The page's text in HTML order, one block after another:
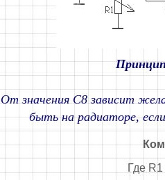
От значения C8 зависит
быть на радиаторе,
Где